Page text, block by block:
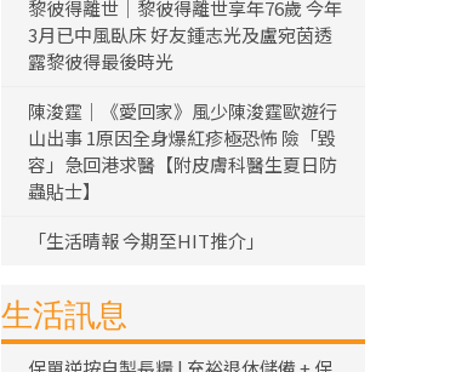
黎彼得離世｜黎彼得離世享年76歲 今年
3月已中風臥床 好友鍾志光及盧宛茵透
露黎彼得最後時光
陳浚霆｜《愛回家》風少陳浚霆歐遊行
山出事 1原因全身爆紅疹極恐怖 險「毀
容」急回港求醫【附皮膚科醫生夏日防
蟲貼士】
「生活晴報 今期至HIT推介」
生活訊息